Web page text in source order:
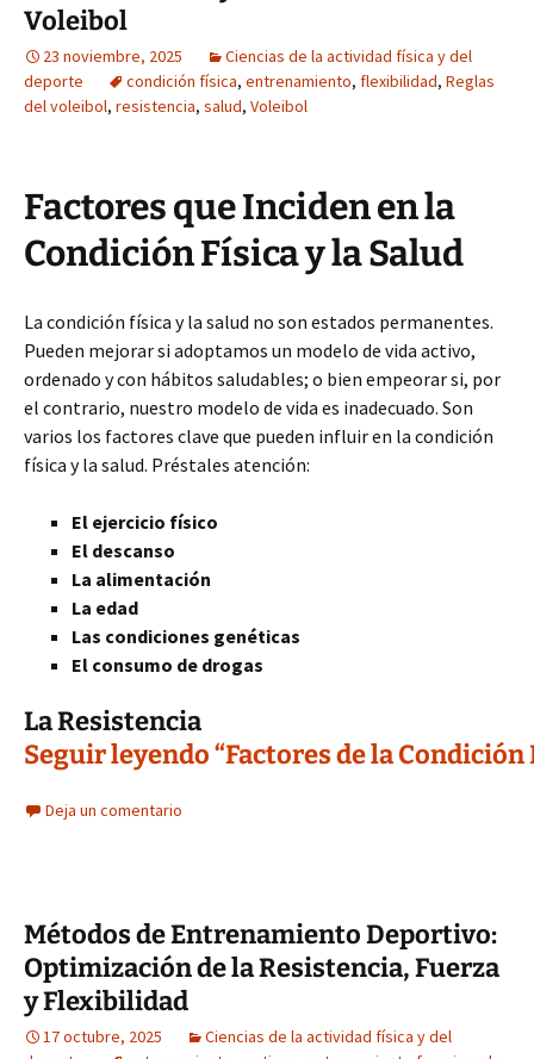
Voleibol
23 noviembre, 2025
Ciencias de la actividad física y del
deporte
condición física, entrenamiento, flexibilidad, Reglas
del voleibol, resistencia, salud, Voleibol
Factores que Inciden en la
Condición Física y la Salud
La condición física y la salud no son estados permanentes.
Pueden mejorar si adoptamos un modelo de vida activo,
ordenado y con hábitos saludables; o bien empeorar si, por
el contrario, nuestro modelo de vida es inadecuado. Son
varios los factores clave que pueden influir en la condición
física y la salud. Préstales atención:
El ejercicio físico
El descanso
La alimentación
La edad
Las condiciones genéticas
El consumo de drogas
La Resistencia
Seguir leyendo “Factores de la
Deja un comentario
Métodos de Entrenamiento Deportivo:
Optimización de la Resistencia, Fuerza
y Flexibilidad
17 octubre, 2025
Ciencias de la actividad física y del